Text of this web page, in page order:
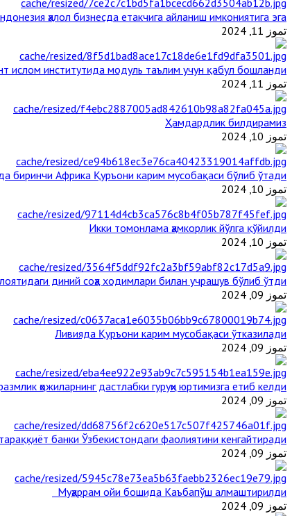
ҳалол бизнесда етакчига айланиш имкониятига эга
تموز 11, 2024
ислом институтида модуль таълим учун қабул бошланди
تموز 11, 2024
Ҳамдардлик билдирамиз
تموز 10, 2024
биринчи Aфрика Қуръони карим мусобақаси бўлиб ўтади
تموز 10, 2024
Икки томонлама ҳамкорлик йўлга қўйилди
تموز 10, 2024
диний соҳа ходимлари билан учрашув бўлиб ўтди
تموز 09, 2024
Ливияда Қуръони карим мусобақаси ўтказилади
تموز 09, 2024
ҳожиларнинг дастлабки гуруҳи юртимизга етиб келди
تموز 09, 2024
банки Ўзбекистондаги фаолиятини кенгайтиради
تموز 09, 2024
Муҳаррам ойи бошида Каъбапўш алмаштирилди
تموز 09, 2024